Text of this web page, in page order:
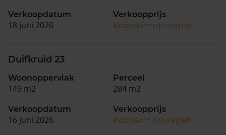
Verkoopdatum
18 juni 2026
Verkoopprijs
Koopsom opvragen
Duifkruid 23
Woonoppervlak
149 m2
Perceel
284 m2
Verkoopdatum
16 juni 2026
Verkoopprijs
Koopsom opvragen